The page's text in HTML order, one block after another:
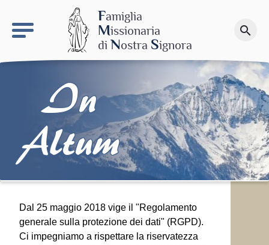
Famiglia
Missionaria
diNostra Signora
search
Fai una donazione
In
Altum
Dal 25 maggio 2018 vige il "Regolamento
generale sulla protezione dei dati" (RGPD).
Ci impegniamo a rispettare la riservatezza